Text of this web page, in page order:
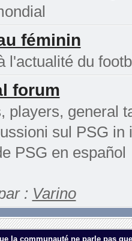
féminin
l'actualité du
forum
players, general
sul PSG in
PSG en español
: Varino
la communauté ne parle pas